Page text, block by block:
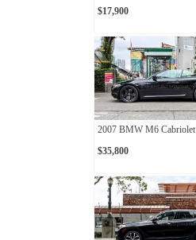
$17,900
2007 BMW M6 Cabriolet
$35,800